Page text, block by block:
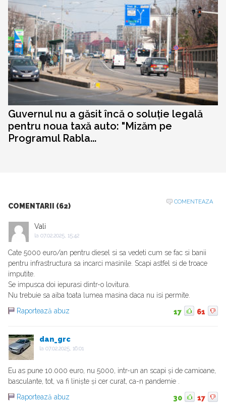
Guvernul nu a găsit încă o soluție legală
pentru noua taxă auto: "Mizăm pe
Programul Rabla...
COMENTARII (62)
COMENTEAZA
Vali
la 07.02.2025, 15:42
Cate 5000 euro/an pentru diesel si sa vedeti cum se fac si banii
pentru infrastructura sa incarci masinile. Scapi astfel si de troace
imputite.
Se impusca doi iepurasi dintr-o lovitura.
Nu trebuie sa aiba toata lumea masina daca nu isi permite.
Raportează abuz
17 61
dan_grc
la 07.02.2025, 16:01
Eu as pune 10.000 euro, nu 5000, intr-un an scapi și de camioane,
basculante, tot, va fi liniște și cer curat, ca-n pandemie .
Raportează abuz
30 17